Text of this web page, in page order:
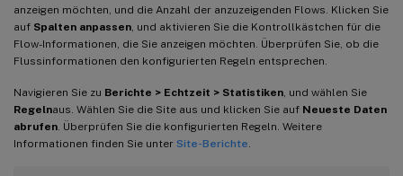
anzeigen möchten, und die Anzahl der anzuzeigenden Flows. Klicken Sie
auf Spalten anpassen, und aktivieren Sie die Kontrollkästchen für die
Flow-Informationen, die Sie anzeigen möchten. Überprüfen Sie, ob die
Flussinformationen den konfigurierten Regeln entsprechen.
Navigieren Sie zu Berichte > Echtzeit > Statistiken, und wählen Sie
Regelnaus. Wählen Sie die Site aus und klicken Sie auf Neueste Daten
abrufen. Überprüfen Sie die konfigurierten Regeln. Weitere
Informationen finden Sie unter Site-Berichte.